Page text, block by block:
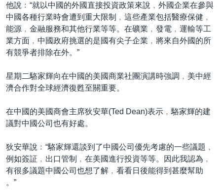
他說﹕“就以中國的外國直接投資政策來說﹐外國企業在參與
中國各種行業時會遭到重大限制﹐這些產業包括醫療保健﹐
能源﹐金融服務和其他行業等等。在礦業﹐發電﹐運輸等工
業方面﹐中國政府挑選的是國有尖子企業﹐將來自外國的所
有競爭者排除在外。”
星期二駱家輝向在中國的美國商業社團演講時強調﹐美中經
濟合作對全球經濟復甦至關重要。
在中國的美國商會主席狄安華(Ted Dean)表示﹐駱家輝的建
議對中國公司也有好處。
狄安華說﹕“駱家輝還談到了中國公司優先考慮的一些議題﹐
例如簽証﹐出口管制﹐在美國進行投資等等。因此我認為﹐
有很多議題中國公司也想了解﹐看看日後能得到甚麼幫助
。”